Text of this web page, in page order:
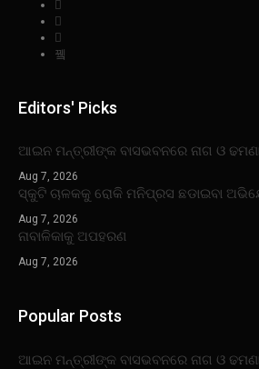
Editors' Picks
ଆଇନ ମନ୍ତ୍ରୀଙ୍କ ବାସଭବନରେ ନାଗ ଓ
Aug 7, 2026
ସ୍କୁଟି ଚାଳକକୁ ରୋକି ମନିପ୍ରସ ଛଡାଇବା
Aug 7, 2026
ନାବାଳିକାକୁ ଅପହରଣ
Aug 7, 2026
Popular Posts
ଆଇନ ମନ୍ତ୍ରୀଙ୍କ ବାସଭବନରେ ନାଗ ଓ